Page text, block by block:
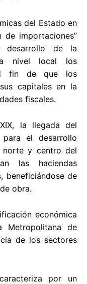
del Estado en
de importaciones”
desarrollo de la
a nivel local los
fin de que los
capitales en la
fiscales.
la llegada del
el desarrollo
norte y centro del
las haciendas
beneficiándose de
obra.
económica
Metropolitana de
de los sectores
por un